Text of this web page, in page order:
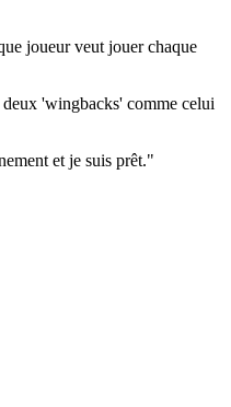
joueur veut jouer chaque
'wingbacks' comme celui
et je suis prêt."